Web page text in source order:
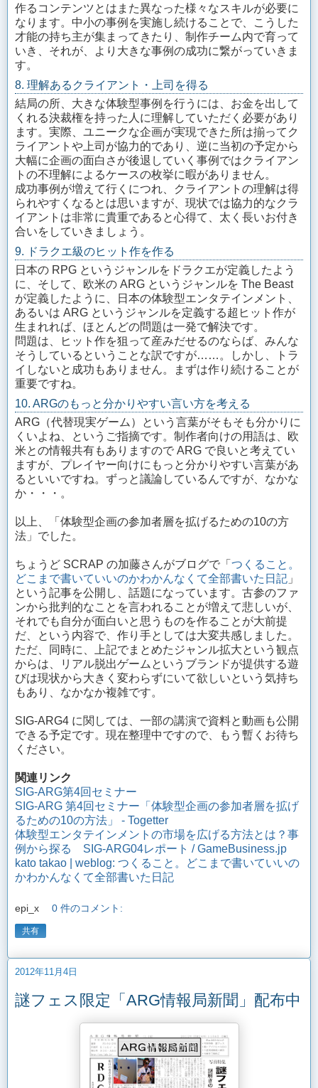
作るコンテンツとはまた異なった様々なスキルが必要に
なります。中小の事例を実施し続けることで、こうした
才能の持ち主が集まってきたり、制作チーム内で育って
いき、それが、より大きな事例の成功に繋がっていきま
す。
8. 理解あるクライアント・上司を得る
結局の所、大きな体験型事例を行うには、お金を出して
くれる決裁権を持った人に理解していただく必要があり
ます。実際、ユニークな企画が実現できた所は揃ってク
ライアントや上司が協力的であり、逆に当初の予定から
大幅に企画の面白さが後退していく事例ではクライアン
トの不理解によるケースの枚挙に暇がありません。
成功事例が増えて行くにつれ、クライアントの理解は得
られやすくなるとは思いますが、現状では協力的なクラ
イアントは非常に貴重であると心得て、太く長いお付き
合いをしていきましょう。
9. ドラクエ級のヒット作を作る
日本の RPG というジャンルをドラクエが定義したよう
に、そして、欧米の ARG というジャンルを The Beast
が定義したように、日本の体験型エンタテインメント、
あるいは ARG というジャンルを定義する超ヒット作が
生まれれば、ほとんどの問題は一発で解決です。
問題は、ヒット作を狙って産みだせるのならば、みんな
そうしているということな訳ですが……。しかし、トラ
イしないと成功もありません。まずは作り続けることが
重要ですね。
10. ARGのもっと分かりやすい言い方を考える
ARG（代替現実ゲーム）という言葉がそもそも分かりに
くいよね、というご指摘です。制作者向けの用語は、欧
米との情報共有もありますので ARG で良いと考えてい
ますが、プレイヤー向けにもっと分かりやすい言葉があ
るといいですね。ずっと議論しているんですが、なかな
か・・・。
以上、「体験型企画の参加者層を拡げるための10の方
法」でした。
ちょうど SCRAP の加藤さんがブログで「 つくること。
どこまで書いていいのかわかんなくて全部書いた日記 」
という記事を公開し、話題になっています。古参のファ
ンから批判的なことを言われることが増えて悲しいが、
それでも自分が面白いと思うものを作ることが大前提
だ、という内容で、作り手としては大変共感しました。
ただ、同時に、上記でまとめたジャンル拡大という観点
からは、リアル脱出ゲームというブランドが提供する遊
びは現状から大きく変わらずにいて欲しいという気持ち
もあり、なかなか複雑です。
SIG-ARG4 に関しては、一部の講演で資料と動画も公開
できる予定です。現在整理中ですので、もう暫くお待ち
ください。
関連リンク
SIG-ARG第4回セミナー
SIG-ARG 第4回セミナー「体験型企画の参加者層を拡げ
るための10の方法」 - Togetter
体験型エンタテインメントの市場を広げる方法とは？事
例から探る SIG-ARG04レポート / GameBusiness.jp
kato takao | weblog: つくること。どこまで書いていいの
かわかんなくて全部書いた日記
epi_x 0 件のコメント:
共有
2012年11月4日
謎フェス限定「ARG情報局新聞」配布中